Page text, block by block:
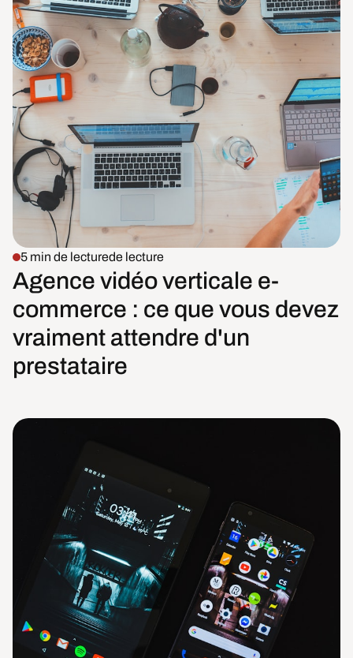
5 min de lecturede lecture
Agence vidéo verticale e-
commerce : ce que vous devez
vraiment attendre d'un
prestataire